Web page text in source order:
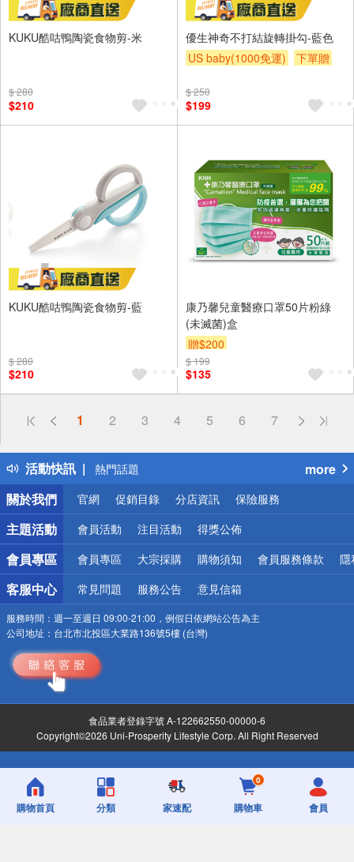
KUKU酷咕鴨陶瓷食物剪-米
$ 280
$210
優生神奇不打結旋轉掛勾-藍色
US baby(1000免運)
下單贈
$ 250
$199
KUKU酷咕鴨陶瓷食物剪-藍
$ 280
$210
康乃馨兒童醫療口罩50片粉綠
(未滅菌)盒
贈$200
$ 199
$135
1 2 3 4 5 6 7
活動快訊
偏遠地區配送
得獎公告
熱門話題
銀行優惠
偏遠地區配送
詐騙網頁！請小心！
more
關於我們
官網 促銷目錄 分店資訊 保險服務
主題活動 會員活動 注目活動 得獎公佈
會員專區 會員專區 大宗採購 購物須知 會員服務條款 隱
客服中心 常見問題 服務公告 意見信箱
服務時間： 週一至週日 09:00-21:00，例假日依網站公告為主
公司地址： 台北市北投區大業路136號5樓 (台灣)
食品業者登錄字號 A-122662550-00000-6
Copyright©2026 Uni-Prosperity Lifestyle Corp. All Right Reserved
購物首頁 分類 家速配
0
購物車 會員